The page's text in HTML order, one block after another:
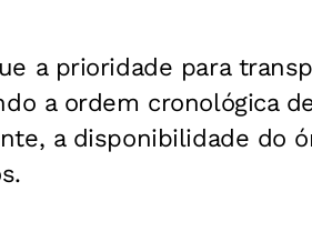
a prioridade para
a ordem cronológica
a disponibilidade do